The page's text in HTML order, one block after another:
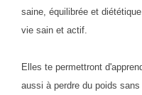
saine, équilibrée et
vie sain et actif.
Elles te permettront
aussi à perdre du poids